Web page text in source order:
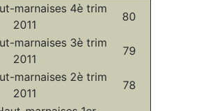
marnaises 4è trim
2011
80
marnaises 3è trim
2011
79
marnaises 2è trim
2011
78